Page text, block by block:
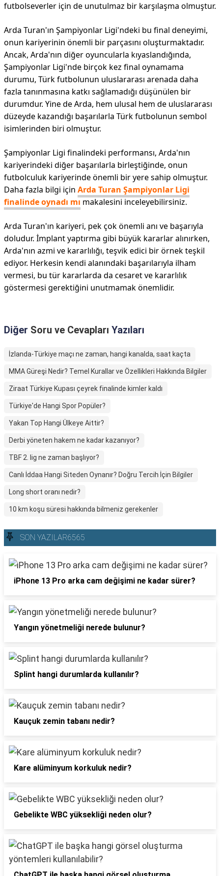
futbolseverler için de unutulmaz bir karşılaşma olmuştur.
Arda Turan'ın Şampiyonlar Ligi'ndeki bu final deneyimi,
onun kariyerinin önemli bir parçasını oluşturmaktadır.
Ancak, Arda'nın diğer oyuncularla kıyaslandığında,
Şampiyonlar Ligi'nde birçok kez final oynamama
durumu, Türk futbolunun uluslararası arenada daha
fazla tanınmasına katkı sağlamadığı düşünülen bir
durumdur. Yine de Arda, hem ulusal hem de uluslararası
düzeyde kazandığı başarılarla Türk futbolunun sembol
isimlerinden biri olmuştur.
Şampiyonlar Ligi finalindeki performansı, Arda'nın
kariyerindeki diğer başarılarla birleştiğinde, onun
futbolculuk kariyerinde önemli bir yere sahip olmuştur.
Daha fazla bilgi için Arda Turan Şampiyonlar Ligi
finalinde oynadı mı makalesini inceleyebilirsiniz.
Arda Turan'ın kariyeri, pek çok önemli anı ve başarıyla
doludur. İmplant yaptırma gibi büyük kararlar alınırken,
Arda'nın azmi ve kararlılığı, teşvik edici bir örnek teşkil
ediyor. Herkesin kendi alanındaki başarılarıyla ilham
vermesi, bu tür kararlarda da cesaret ve kararlılık
göstermesi gerektiğini unutmamak önemlidir.
Diğer Soru ve Cevapları Yazıları
İzlanda-Türkiye maçı ne zaman, hangi kanalda, saat kaçta
MMA Güreşi Nedir? Temel Kurallar ve Özellikleri Hakkında Bilgiler
Ziraat Türkiye Kupası çeyrek finalinde kimler kaldı
Türkiye'de Hangi Spor Popüler?
Yakan Top Hangi Ülkeye Aittir?
Derbi yöneten hakem ne kadar kazanıyor?
TBF 2. lig ne zaman başlıyor?
Canlı İddaa Hangi Siteden Oynanır? Doğru Tercih İçin Bilgiler
Long short oranı nedir?
10 km koşu süresi hakkında bilmeniz gerekenler
SON YAZILAR6565
iPhone 13 Pro arka cam değişimi ne kadar sürer?
Yangın yönetmeliği nerede bulunur?
Splint hangi durumlarda kullanılır?
Kauçuk zemin tabanı nedir?
Kare alüminyum korkuluk nedir?
Gebelikte WBC yüksekliği neden olur?